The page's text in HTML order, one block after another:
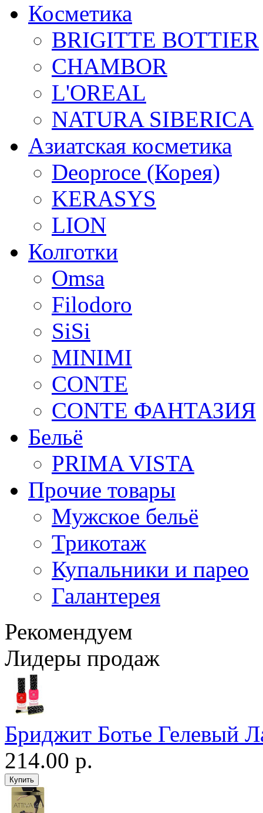
Косметика
BRIGITTE BOTTIER
CHAMBOR
L'OREAL
NATURA SIBERICA
Азиатская косметика
Deoproce (Корея)
KERASYS
LION
Колготки
Omsa
Filodoro
SiSi
MINIMI
CONTE
CONTE ФАНТАЗИЯ
Бельё
PRIMA VISTA
Прочие товары
Мужское бельё
Трикотаж
Купальники и парео
Галантерея
Рекомендуем
Лидеры продаж
Бриджит Ботье Гелевый
214.00 р.